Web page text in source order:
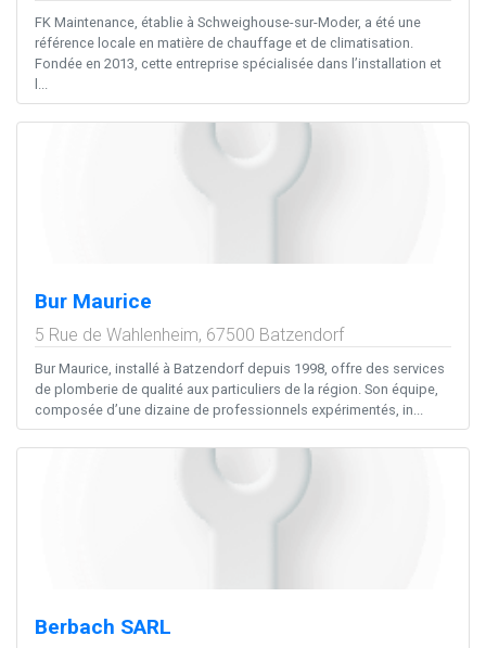
FK Maintenance, établie à Schweighouse-sur-Moder, a été une
référence locale en matière de chauffage et de climatisation.
Fondée en 2013, cette entreprise spécialisée dans l’installation et
l...
Bur Maurice
5 Rue de Wahlenheim, 67500 Batzendorf
Bur Maurice, installé à Batzendorf depuis 1998, offre des services
de plomberie de qualité aux particuliers de la région. Son équipe,
composée d’une dizaine de professionnels expérimentés, in...
Berbach SARL